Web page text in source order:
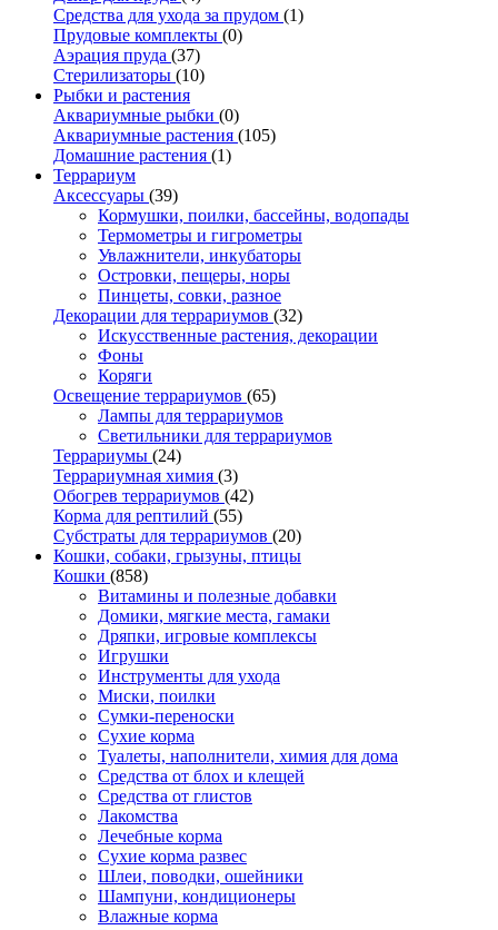
Средства для ухода за прудом (1)
Прудовые комплекты (0)
Аэрация пруда (37)
Стерилизаторы (10)
Рыбки и растения
Аквариумные рыбки (0)
Аквариумные растения (105)
Домашние растения (1)
Террариум
Аксессуары (39)
Кормушки, поилки, бассейны, водопады
Термометры и гигрометры
Увлажнители, инкубаторы
Островки, пещеры, норы
Пинцеты, совки, разное
Декорации для террариумов (32)
Искусственные растения, декорации
Фоны
Коряги
Освещение террариумов (65)
Лампы для террариумов
Светильники для террариумов
Террариумы (24)
Террариумная химия (3)
Обогрев террариумов (42)
Корма для рептилий (55)
Субстраты для террариумов (20)
Кошки, собаки, грызуны, птицы
Кошки (858)
Витамины и полезные добавки
Домики, мягкие места, гамаки
Дряпки, игровые комплексы
Игрушки
Инструменты для ухода
Миски, поилки
Сумки-переноски
Сухие корма
Туалеты, наполнители, химия для дома
Средства от блох и клещей
Средства от глистов
Лакомства
Лечебные корма
Сухие корма развес
Шлеи, поводки, ошейники
Шампуни, кондиционеры
Влажные корма